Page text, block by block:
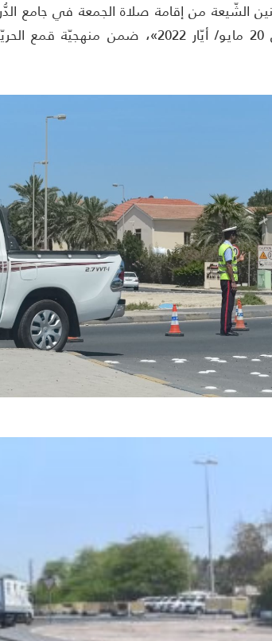
الشّيعة من إقامة صلاة الجمعة في جامع
سنوات «من 22 يوليو/ تموز 2016 إلى 20 مايو/ أيّار 2022»، ضمن